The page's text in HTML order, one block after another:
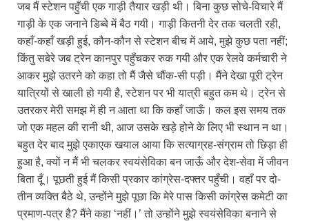
जब मैं स्टेशन पहुँची एक गाड़ी तैयार खड़ी थी। बिना कुछ सोचे-विचारे मैं
गाड़ी के एक जनाने डिब्बे में बैठ गयी। गाड़ी कितनी देर तक चलती रही,
कहाँ-कहाँ खड़ी हुई, कौन-कौन से स्टेशन बीच में आये, मुझे कुछ पता नहीं;
किंतु सबेरे जब ट्रेन कानपुर पहुँचकर रुक गयी और एक रेलवे कर्मचारी ने
आकर मुझे उतरने को कहा तो मैं जैसे चौंक-सी पड़ी। मैंने देखा पूरी ट्रेन
यात्रियों से खाली हो गयी है, स्टेशन पर भी यात्री बहुत कम थे। ट्रेन से
उतरकर मेरी समझ में ही न आता था कि कहाँ जाऊँ। कल इस समय तक
जो एक महल की रानी थी, आज उसके खड़े होने के लिए भी स्थान न था।
बहुत देर बाद मुझे एकाएक खयाल आया कि सत्याग्रह-संग्राम तो छिड़ा ही
हुआ है, क्‍यों न मैं भी चलकर स्वयंसेविका बन जाऊँ और देश-सेवा में जीवन
बिता दूँ। पूछती हुई मैं किसी प्रकार कांग्रेस-दफ्तर पहुँची। वहाँ पर दो-
तीन व्यक्ति बैठे थे, उन्होंने मुझे पूछा कि मेरे पास किसी कांग्रेस कमेटी का
प्रमाण-पत्र है? मैंने कहा ‘नहीं।’ तो उन्होंने मुझे स्वयंसेविका बनाने से